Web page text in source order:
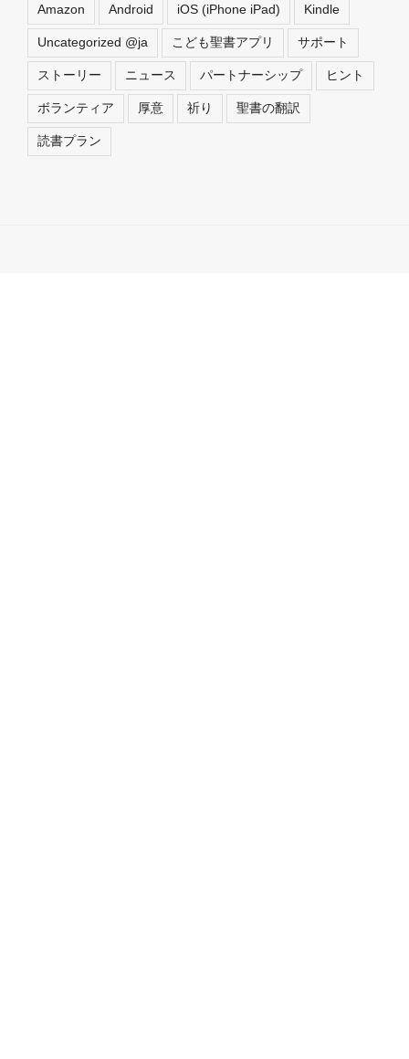
Amazon Android iOS (iPhone iPad) Kindle
Uncategorized @ja こども聖書アプリ サポート
ストーリー ニュース パートナーシップ ヒント
ボランティア 厚意 祈り 聖書の翻訳
読書プラン